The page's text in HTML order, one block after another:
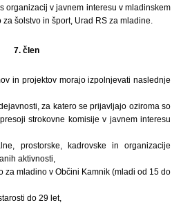
organizacij v javnem interesu v mladinskem
šolstvo in šport, Urad RS za mladine.
7. člen
in projektov morajo izpolnjevati naslednje
za katero se prijavljajo oziroma so
strokovne komisije v javnem interesu
prostorske, kadrovske in organizacije
aktivnosti,
za mladino v Občini Kamnik (mladi od 15 do
do 29 let,